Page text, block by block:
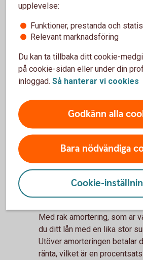
Amortering
Ett lån måste förr eller
hur mycket du lånar i
är värd och din inkomst.
• Bolån över 70 procent av
amorteras med minst 2
• Bolån över 50 procent till
bostadens värde ska
procent per år.
Två olika typer av
återbetalning;
amortering och
Med rak amortering, som är
du ditt lån med en lika stor
Utöver amorteringen betalar
ränta, vilket är en
upplevelse:
Funktioner, prestanda och
Relevant marknadsföring
Du kan ta tillbaka ditt cookie-
på cookie-sidan eller under din
inloggad. Så hanterar vi cookies
Godkänn alla
Bara nödvändiga
Cookie-